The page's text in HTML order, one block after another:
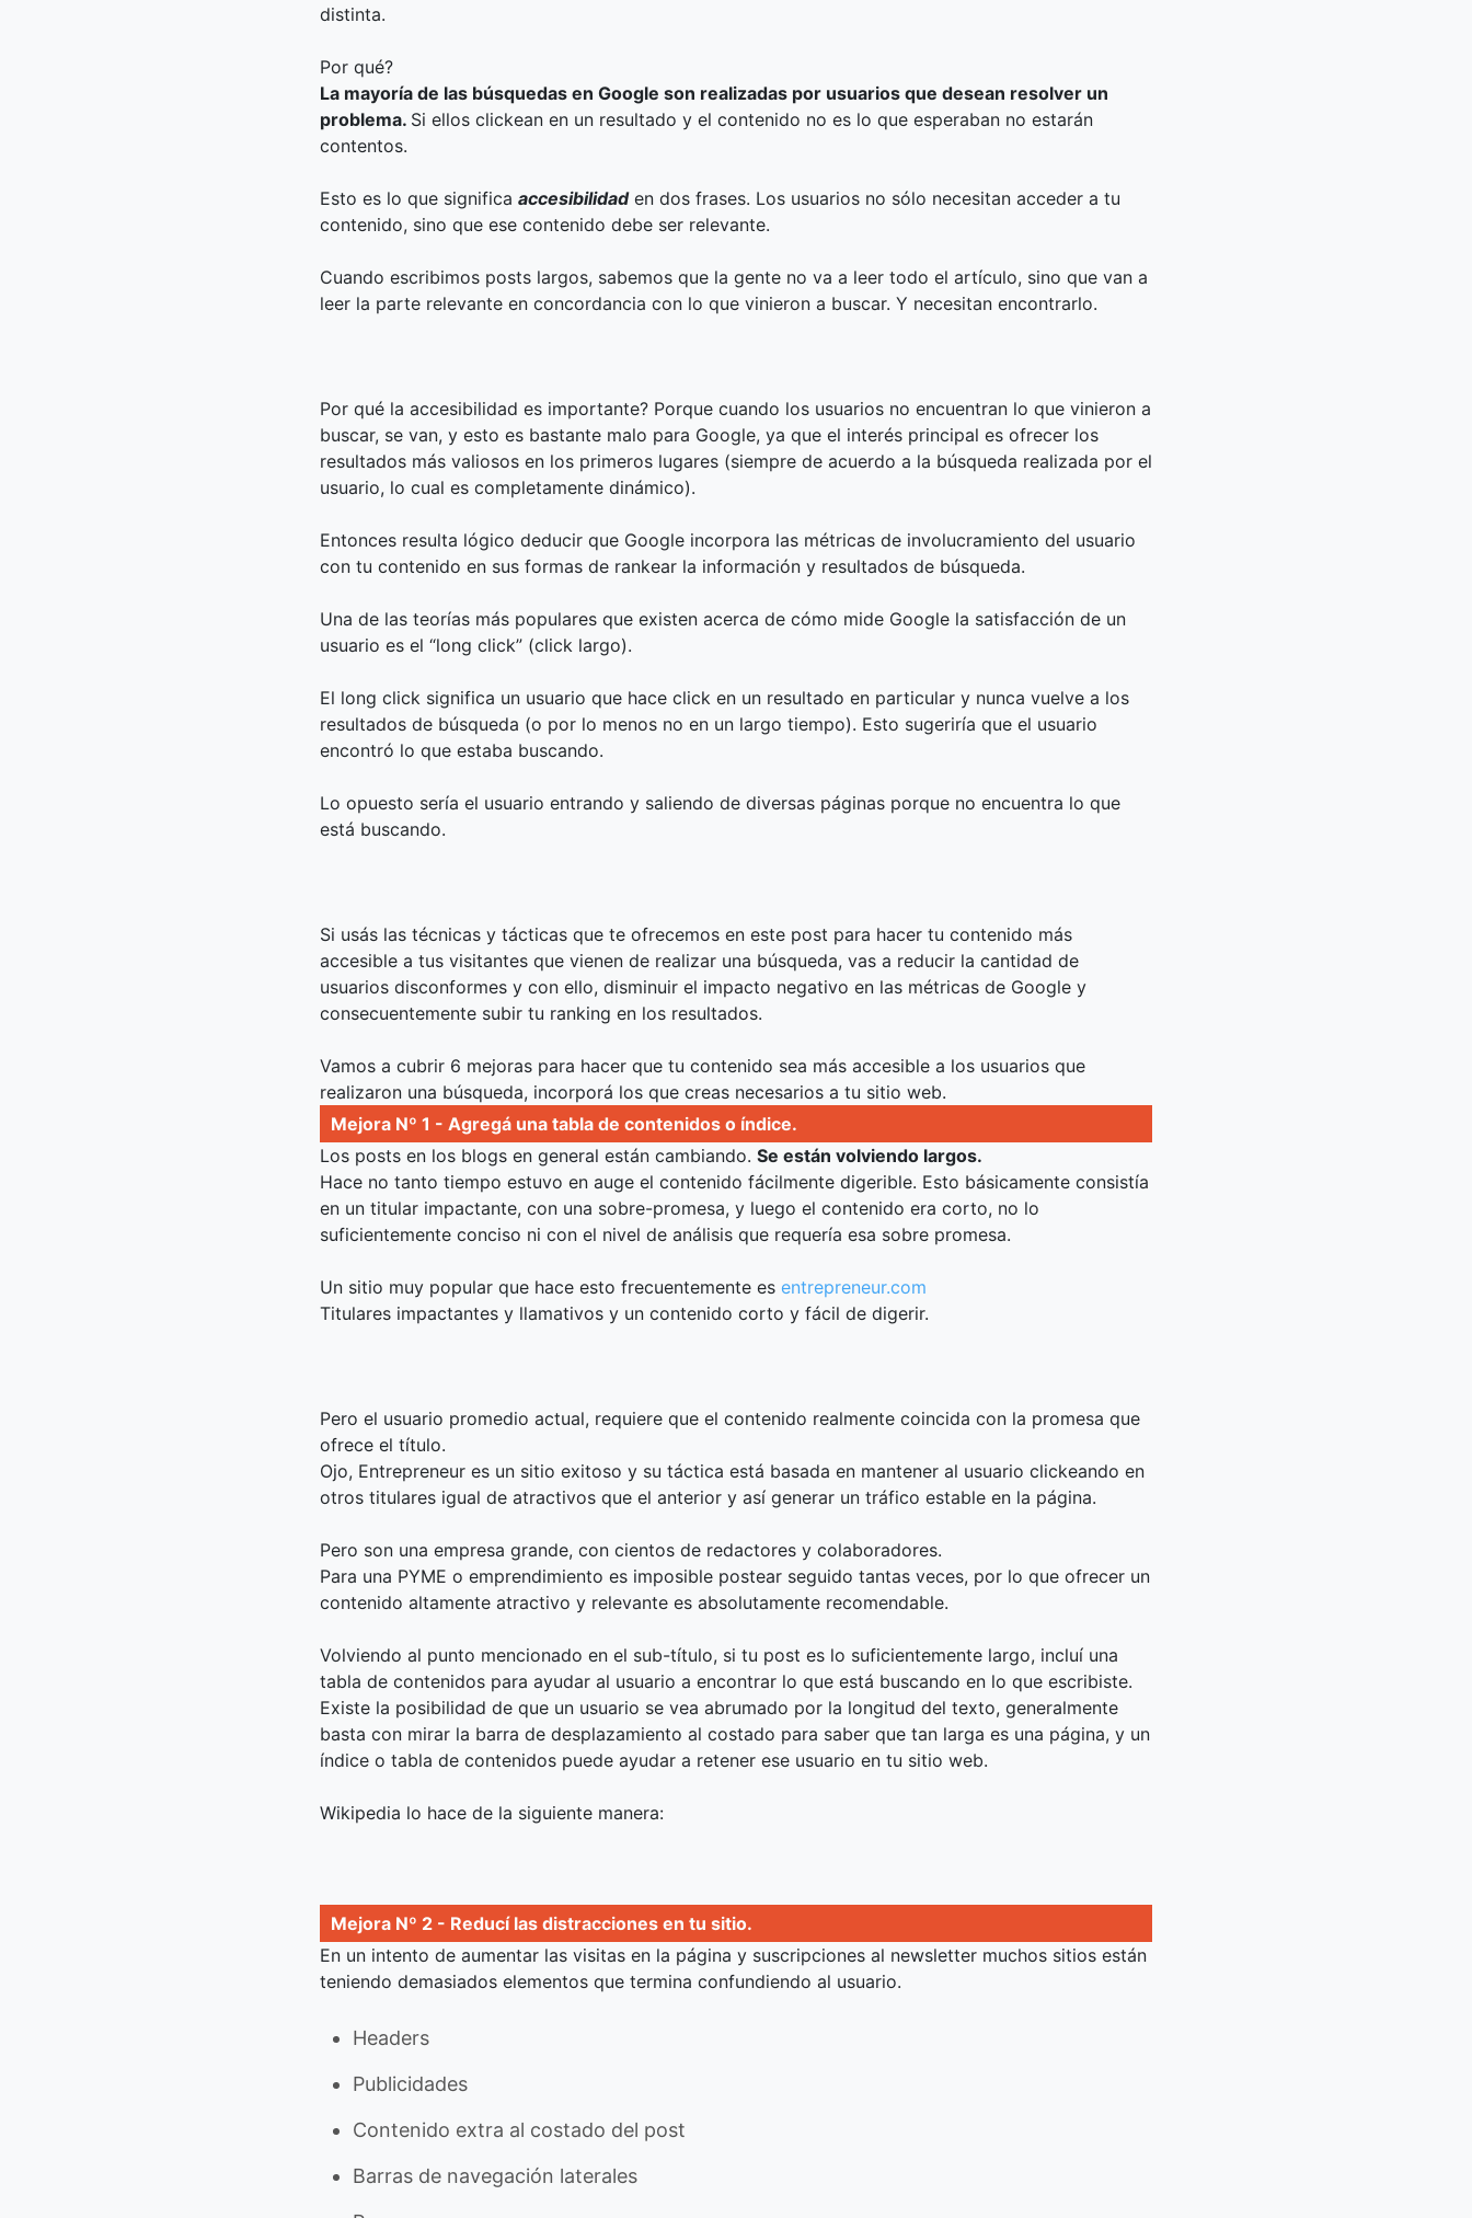
distinta.
Por qué?
La mayoría de las búsquedas en Google son realizadas por usuarios que desean resolver un
problema. Si ellos clickean en un resultado y el contenido no es lo que esperaban no estarán
contentos.
Esto es lo que significa accesibilidad en dos frases. Los usuarios no sólo necesitan acceder a tu
contenido, sino que ese contenido debe ser relevante.
Cuando escribimos posts largos, sabemos que la gente no va a leer todo el artículo, sino que van a
leer la parte relevante en concordancia con lo que vinieron a buscar. Y necesitan encontrarlo.
Por qué la accesibilidad es importante? Porque cuando los usuarios no encuentran lo que vinieron a
buscar, se van, y esto es bastante malo para Google, ya que el interés principal es ofrecer los
resultados más valiosos en los primeros lugares (siempre de acuerdo a la búsqueda realizada por el
usuario, lo cual es completamente dinámico).
Entonces resulta lógico deducir que Google incorpora las métricas de involucramiento del usuario
con tu contenido en sus formas de rankear la información y resultados de búsqueda.
Una de las teorías más populares que existen acerca de cómo mide Google la satisfacción de un
usuario es el “long click” (click largo).
El long click significa un usuario que hace click en un resultado en particular y nunca vuelve a los
resultados de búsqueda (o por lo menos no en un largo tiempo). Esto sugeriría que el usuario
encontró lo que estaba buscando.
Lo opuesto sería el usuario entrando y saliendo de diversas páginas porque no encuentra lo que
está buscando.
Si usás las técnicas y tácticas que te ofrecemos en este post para hacer tu contenido más
accesible a tus visitantes que vienen de realizar una búsqueda, vas a reducir la cantidad de
usuarios disconformes y con ello, disminuir el impacto negativo en las métricas de Google y
consecuentemente subir tu ranking en los resultados.
Vamos a cubrir 6 mejoras para hacer que tu contenido sea más accesible a los usuarios que
realizaron una búsqueda, incorporá los que creas necesarios a tu sitio web.
Mejora Nº 1 - Agregá una tabla de contenidos o índice.
Los posts en los blogs en general están cambiando. Se están volviendo largos.
Hace no tanto tiempo estuvo en auge el contenido fácilmente digerible. Esto básicamente consistía
en un titular impactante, con una sobre-promesa, y luego el contenido era corto, no lo
suficientemente conciso ni con el nivel de análisis que requería esa sobre promesa.
Un sitio muy popular que hace esto frecuentemente es entrepreneur.com
Titulares impactantes y llamativos y un contenido corto y fácil de digerir.
Pero el usuario promedio actual, requiere que el contenido realmente coincida con la promesa que
ofrece el título.
Ojo, Entrepreneur es un sitio exitoso y su táctica está basada en mantener al usuario clickeando en
otros titulares igual de atractivos que el anterior y así generar un tráfico estable en la página.
Pero son una empresa grande, con cientos de redactores y colaboradores.
Para una PYME o emprendimiento es imposible postear seguido tantas veces, por lo que ofrecer un
contenido altamente atractivo y relevante es absolutamente recomendable.
Volviendo al punto mencionado en el sub-título, si tu post es lo suficientemente largo, incluí una
tabla de contenidos para ayudar al usuario a encontrar lo que está buscando en lo que escribiste.
Existe la posibilidad de que un usuario se vea abrumado por la longitud del texto, generalmente
basta con mirar la barra de desplazamiento al costado para saber que tan larga es una página, y un
índice o tabla de contenidos puede ayudar a retener ese usuario en tu sitio web.
Wikipedia lo hace de la siguiente manera:
Mejora Nº 2 - Reducí las distracciones en tu sitio.
En un intento de aumentar las visitas en la página y suscripciones al newsletter muchos sitios están
teniendo demasiados elementos que termina confundiendo al usuario.
Headers
Publicidades
Contenido extra al costado del post
Barras de navegación laterales